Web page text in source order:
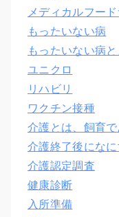
メディカルフー
もったいない病
もったいない病
ユニクロ
リハビリ
ワクチン接種
介護とは、飼育で
介護終了後になに
介護認定調査
健康診断
入所準備